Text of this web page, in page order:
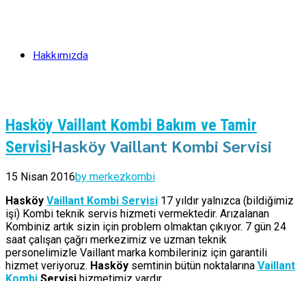
Hakkımızda
Hasköy Vaillant Kombi Bakım ve Tamir
ServisiHasköy Vaillant Kombi Servisi
15 Nisan 2016by merkezkombi
Hasköy Vaillant Kombi Servisi 17 yıldır yalnızca (bildiğimiz
işi) Kombi teknik servis hizmeti vermektedir. Arızalanan
Kombiniz artık sizin için problem olmaktan çıkıyor. 7 gün 24
saat çalışan çağrı merkezimiz ve uzman teknik
personelimizle Vaillant marka kombileriniz için garantili
hizmet veriyoruz. Hasköy semtinin bütün noktalarına Vaillant